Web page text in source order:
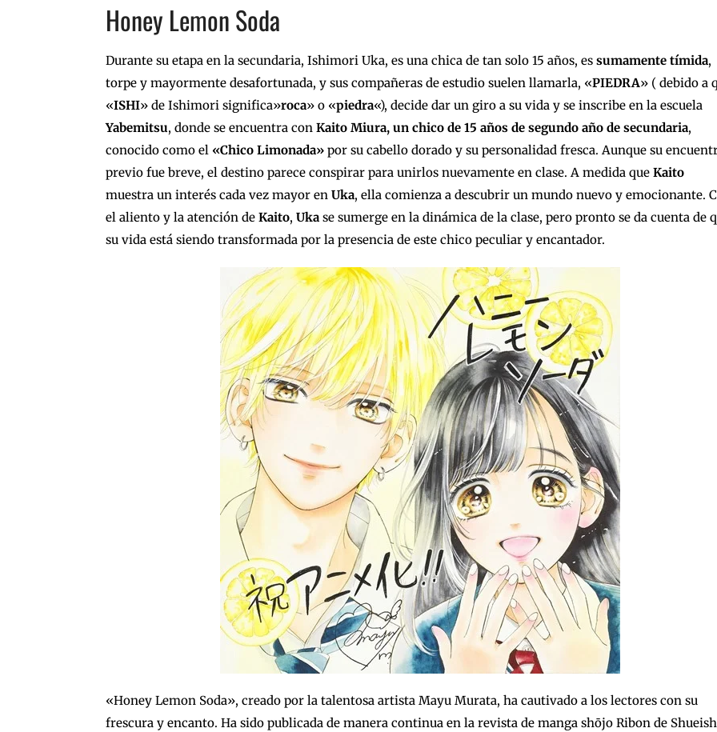
Honey Lemon Soda
Durante su etapa en la secundaria, Ishimori Uka, es una chica de tan solo 15 años, es sumamente tímida,
torpe y mayormente desafortunada, y sus compañeras de estudio suelen llamarla, «PIEDRA» ( debido a
«ISHI» de Ishimori significa»roca» o «piedra«), decide dar un giro a su vida y se inscribe en la escuela
Yabemitsu, donde se encuentra con Kaito Miura, un chico de 15 años de segundo año de secundaria,
conocido como el «Chico Limonada» por su cabello dorado y su personalidad fresca. Aunque su
previo fue breve, el destino parece conspirar para unirlos nuevamente en clase. A medida que Kaito
muestra un interés cada vez mayor en Uka, ella comienza a descubrir un mundo nuevo y emocionante.
el aliento y la atención de Kaito, Uka se sumerge en la dinámica de la clase, pero pronto se da cuenta de
su vida está siendo transformada por la presencia de este chico peculiar y encantador.
«Honey Lemon Soda», creado por la talentosa artista Mayu Murata, ha cautivado a los lectores con su
frescura y encanto. Ha sido publicada de manera continua en la revista de manga shōjo Ribon de